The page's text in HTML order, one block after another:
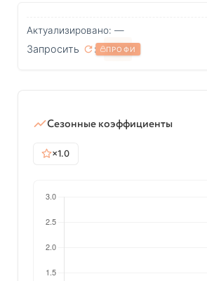
Актуализировано: —
Запросить : ?
ПРОФИ
Сезонные коэффициенты
×1.0